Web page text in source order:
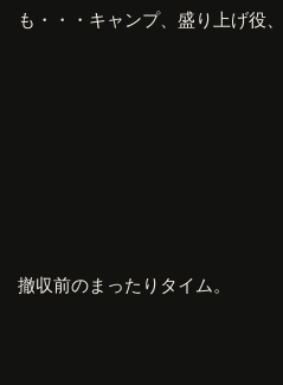
も・・・キャンプ、盛り上げ役
撤収前のまったりタイム。